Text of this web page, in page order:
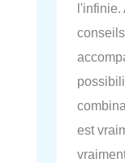
l'infinie.
est